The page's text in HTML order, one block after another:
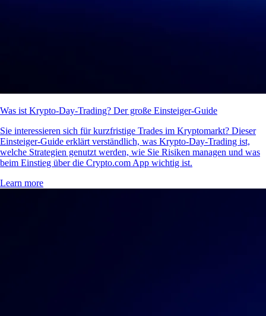
Was ist Krypto-Day-Trading? Der große Einsteiger-Guide
Sie interessieren sich für kurzfristige Trades im Kryptomarkt? Dieser
Einsteiger-Guide erklärt verständlich, was Krypto-Day-Trading ist,
welche Strategien genutzt werden, wie Sie Risiken managen und was
beim Einstieg über die Crypto.com App wichtig ist.
Learn more